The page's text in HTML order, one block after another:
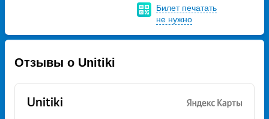
Билет печатать
не нужно
Отзывы о Unitiki